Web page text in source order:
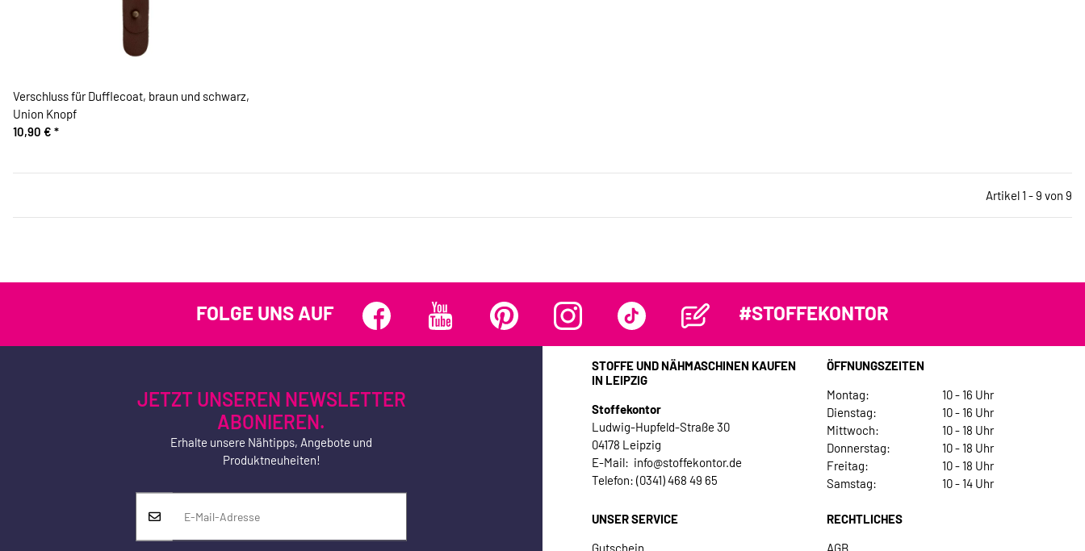
Verschluss für Dufflecoat, braun und schwarz,
Union Knopf
10,90 € *
Artikel 1 - 9 von 9
FOLGE UNS AUF #STOFFEKONTOR
JETZT UNSEREN NEWSLETTER
ABONIEREN.
Erhalte unsere Nähtipps, Angebote und
Produktneuheiten!
STOFFE UND NÄHMASCHINEN KAUFEN
IN LEIPZIG
Stoffekontor
Ludwig-Hupfeld-Straße 30
04178 Leipzig
E-Mail: info@stoffekontor.de
Telefon: (0341) 468 49 65
ÖFFNUNGSZEITEN
Montag:
10 - 16 Uhr
Dienstag:
10 - 16 Uhr
Mittwoch:
10 - 18 Uhr
Donnerstag:
10 - 18 Uhr
Freitag:
10 - 18 Uhr
Samstag:
10 - 14 Uhr
UNSER SERVICE
Gutschein
RECHTLICHES
AGB